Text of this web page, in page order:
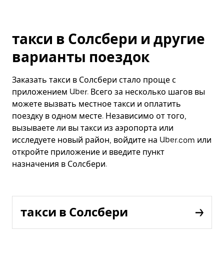
такси в Солсбери и другие
варианты поездок
Заказать такси в Солсбери стало проще с
приложением Uber. Всего за несколько шагов вы
можете вызвать местное такси и оплатить
поездку в одном месте. Независимо от того,
вызываете ли вы такси из аэропорта или
исследуете новый район, войдите на Uber.com или
откройте приложение и введите пункт
назначения в Солсбери.
такси в Солсбери